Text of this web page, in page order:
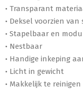
• Transparant
• Deksel voorzien
• Stapelbaar en
• Nestbaar
• Handige inkeping
• Licht in gewicht
• Makkelijk te reinigen